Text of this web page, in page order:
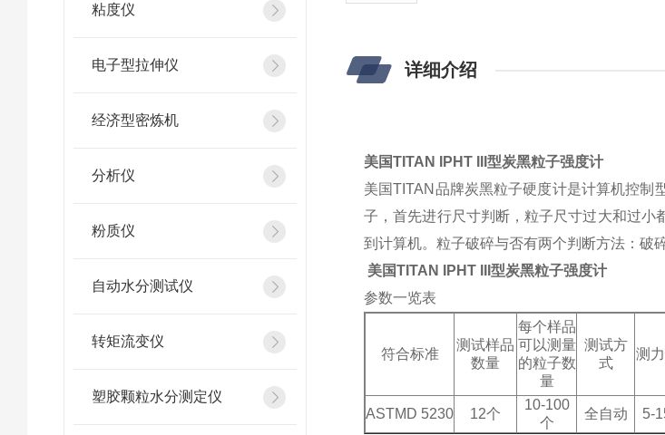
粘度仪
电子型拉伸仪
经济型密炼机
分析仪
粉质仪
自动水分测试仪
转矩流变仪
塑胶颗粒水分测定仪
详细介绍
美国TITAN IPHT III型炭黑粒子强度计
美国TITAN品牌炭黑粒子硬度计是计算机控制
子，首先进行尺寸判断，粒子尺寸过大和过小
到计算机。粒子破碎与否有两个判断方法：破
美国TITAN IPHT III型炭黑粒子强度计
参数一览表
符合标准
测试样品
数量
每个样品
可以测量
的粒子数
量
测试方
式
测
ASTMD 5230 12个
10-100
个
全自动 5-